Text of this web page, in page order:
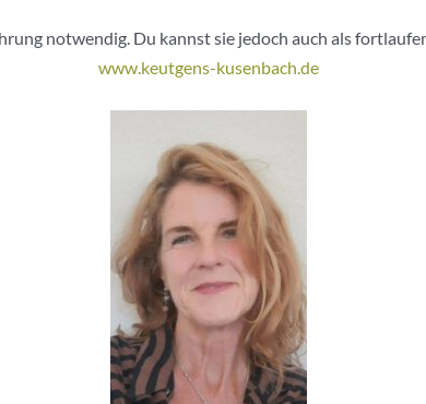
notwendig. Du kannst sie jedoch auch als
www.keutgens-kusenbach.de